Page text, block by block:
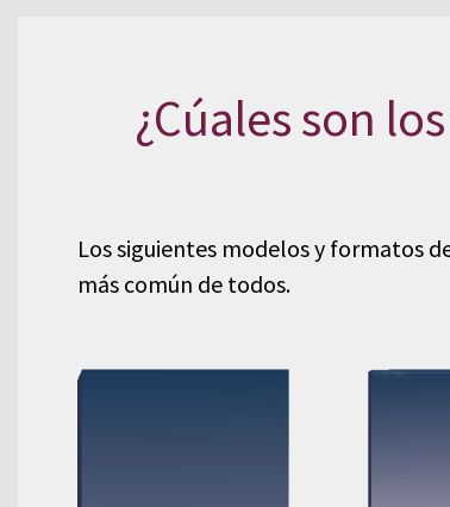
¿Cúales son
Los siguientes modelos y formatos
más común de todos.